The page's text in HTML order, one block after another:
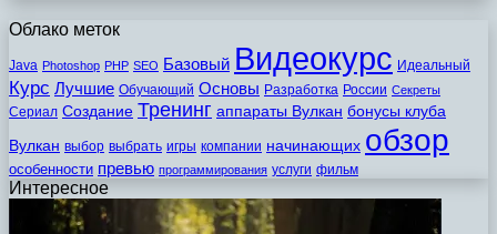
Облако меток
Java Photoshop PHP SEO Базовый Видеокурс Идеальный
Курс Лучшие Обучающий Основы Разработка России Секреты
Сериал Создание Тренинг аппараты Вулкан бонусы клуба
Вулкан выбор выбрать игры компании начинающих обзор
особенности превью программирования услуги фильм
Интересное